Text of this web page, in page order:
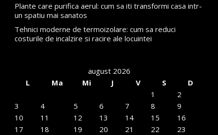
Plante care purifica aerul: cum sa iti transformi casa intr-
un spatiu mai sanatos
Tehnici moderne de termoizolare: cum sa reduci
costurile de incalzire si racire ale locuintei
august 2026
L
Ma Mi J V S
D
1
2
3
4 5 6 7 8
9
10
11 12 13 14 15
16
17
18 19 20 21 22
23